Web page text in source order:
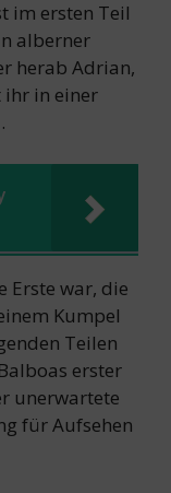
im ersten Teil
alberner
herab Adrian,
ihr in einer
Erste war, die
Kumpel
Teilen
erster
unerwartete
für Aufsehen